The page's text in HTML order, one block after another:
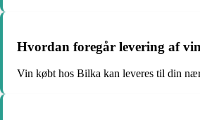
Hvordan foregår levering af
Vin købt hos Bilka kan leveres til din